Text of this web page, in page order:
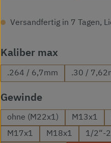
Versandfertig in 7 Tagen,
Kaliber max
.264 / 6,7mm .30 /
Gewindeauswählen
ohne (M22x1) M13x1
M17x1
M18x1 1/2“-